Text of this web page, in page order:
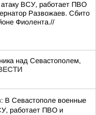
ВСУ, работает ПВО
Развожаев. Сбито
Фиолента.//
над Севастополем,
В Севастополе военные
работает ПВО и